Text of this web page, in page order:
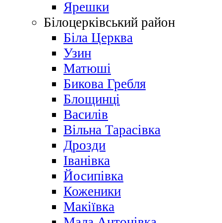
Ярешки
Білоцерківський район
Біла Церква
Узин
Матюші
Бикова Гребля
Блощинці
Василів
Вільна Тарасівка
Дрозди
Іванівка
Йосипівка
Коженики
Макіївка